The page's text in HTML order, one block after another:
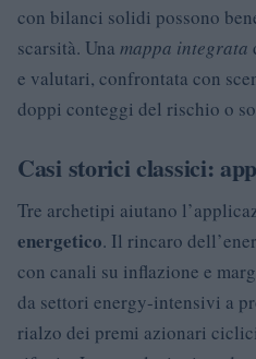
con bilanci solidi possono
scarsità. Una mappa integrata
e valutari, confrontata con
doppi conteggi del rischio o
Casi storici classici:
Tre archetipi aiutano
energetico. Il rincaro
con canali su inflazione e
da settori energy-intensivi a
rialzo dei premi azionari